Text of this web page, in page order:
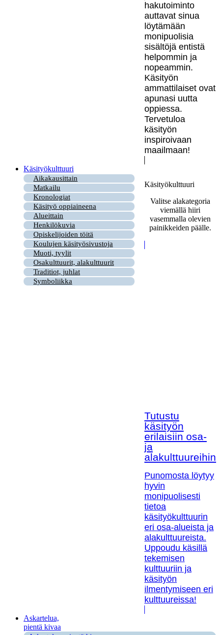
hakutoiminto
auttavat sinua
löytämään
monipuolisia
sisältöjä entistä
helpommin ja
nopeammin.
Käsityön
ammattilaiset ovat
apunasi uutta
oppiessa.
Tervetuloa
käsityön
inspiroivaan
maailmaan!
Käsityökulttuuri
Aikakausittain
Matkailu
Kronologiat
Käsityö oppiaineena
Alueittain
Henkilökuvia
Opiskelijoiden töitä
Koulujen käsityösivustoja
Muoti, tyylit
Osakulttuurit, alakulttuurit
Traditiot, juhlat
Symboliikka
Käsityökulttuuri
Valitse alakategoria
viemällä hiiri
vasemmalla olevien
painikkeiden päälle.
Tutustu
käsityön
erilaisiin osa-
ja
alakulttuureihin!
Punomosta löytyy
hyvin
monipuolisesti
tietoa
käsityökulttuurin
eri osa-alueista ja
alakulttuureista.
Uppoudu käsillä
tekemisen
kulttuuriin ja
käsityön
ilmentymiseen eri
kulttuureissa!
Askartelua,
pientä kivaa